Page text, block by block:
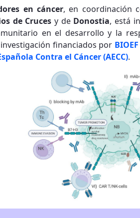
en cáncer, en coordinación
de Cruces y de Donostia, está
en el desarrollo y la
financiados por BIOEF
Contra el Cáncer (AECC).